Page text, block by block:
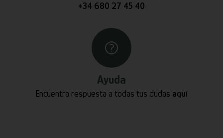
+34 680 27 45 40
Ayuda
Encuentra respuesta a todas tus dudas aquí